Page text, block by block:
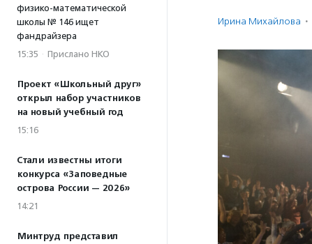
физико-математической
школы № 146 ищет
фандрайзера
15:35 · Прислано НКО
Проект «Школьный друг»
открыл набор участников
на новый учебный год
15:16
Стали известны итоги
конкурса «Заповедные
острова России — 2026»
14:21
Минтруд представил
Ирина Михайлова ·